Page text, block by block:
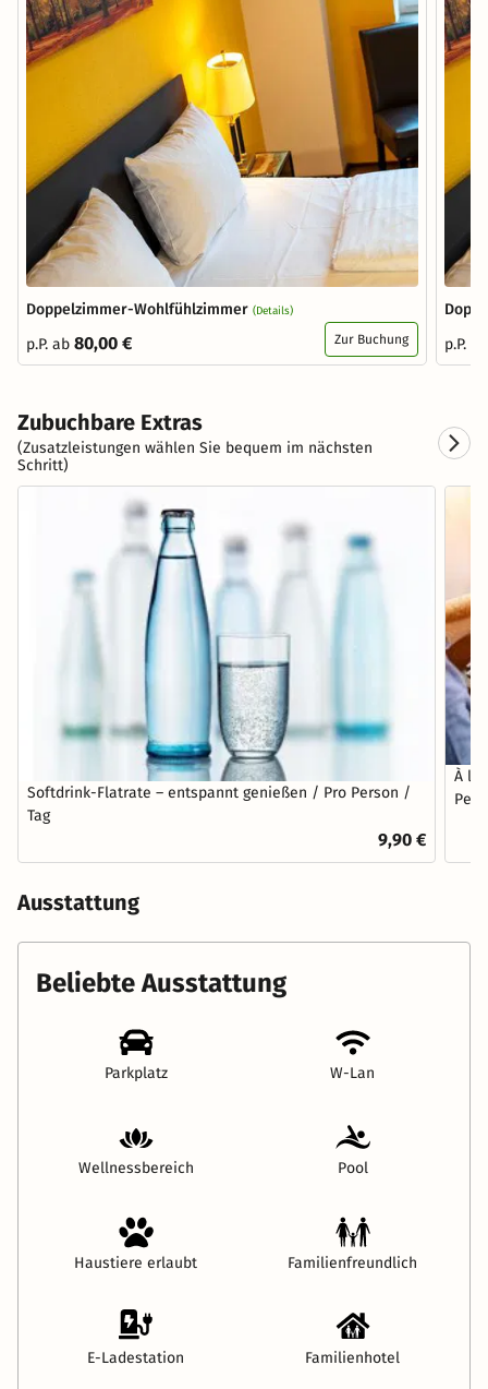
Doppelzimmer-Wohlfühlzimmer (Details)
p.P. ab 80,00 € Zur Buchung
p.P.
Zubuchbare Extras
(Zusatzleistungen wählen Sie bequem im nächsten
Schritt)
Softdrink-Flatrate – entspannt genießen / Pro Person /
Tag
9,90 €
À la
Ausstattung
Beliebte Ausstattung
Parkplatz W-Lan
Wellnessbereich Pool
Haustiere erlaubt Familienfreundlich
E-Ladestation Familienhotel